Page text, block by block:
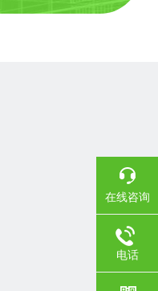
在线咨询
电话